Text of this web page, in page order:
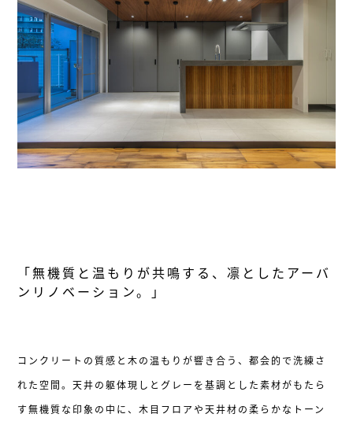
「無機質と温もりが共鳴する、凛としたアーバ
ンリノベーション。」
コンクリートの質感と木の温もりが響き合う、都会的で洗練さ
れた空間。天井の躯体現しとグレーを基調とした素材がもたら
す無機質な印象の中に、木目フロアや天井材の柔らかなトーン